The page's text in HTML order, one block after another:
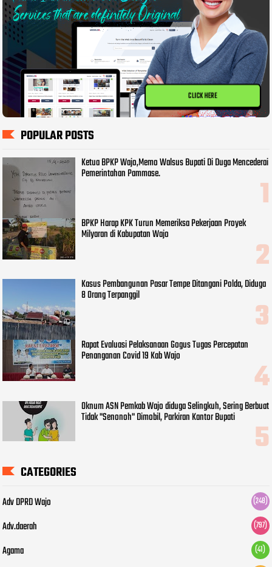
CLICK HERE
POPULAR POSTS
Ketua BPKP Wajo,Memo Walsus Bupati Di Duga Mencederai
Pemerintahan Pammase.
BPKP Harap KPK Turun Memeriksa Pekerjaan Proyek
Milyaran di Kabupatan Wajo
Kasus Pembangunan Pasar Tempe Ditangani Polda, Diduga
8 Orang Terpanggil
Rapat Evaluasi Pelaksanaan Gogus Tugas Percepatan
Penanganan Covid 19 Kab Wajo
Oknum ASN Pemkab Wajo diduga Selingkuh, Sering Berbuat
Tidak "Senonoh" Dimobil, Parkiran Kantor Bupati
CATEGORIES
Adv DPRD Wajo (248)
Adv.daerah (797)
Agama (41)